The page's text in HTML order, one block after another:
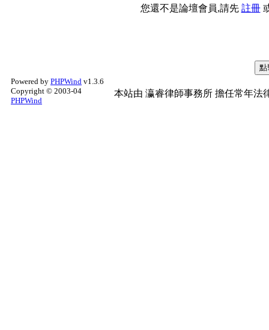
您還不是論壇會員,請先 註冊
Powered by PHPWind v1.3.6
Copyright © 2003-04
PHPWind
本站由 瀛睿律師事務所 擔任常年法